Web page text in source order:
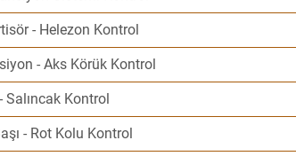
- Helezon Kontrol
- Aks Körük Kontrol
Salıncak Kontrol
- Rot Kolu Kontrol